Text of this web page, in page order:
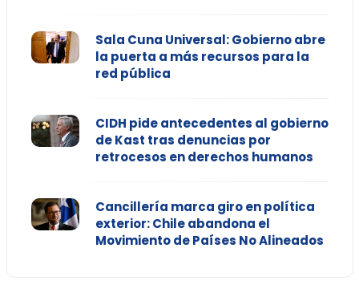
Sala Cuna Universal: Gobierno abre
la puerta a más recursos para la
red pública
CIDH pide antecedentes al gobierno
de Kast tras denuncias por
retrocesos en derechos humanos
Cancillería marca giro en política
exterior: Chile abandona el
Movimiento de Países No Alineados